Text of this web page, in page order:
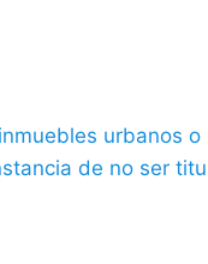
urbanos
de no ser